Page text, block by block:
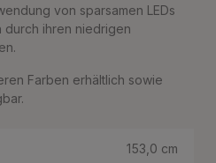
von sparsamen LEDs
durch ihren niedrigen
Farben erhältlich sowie
153,0 cm